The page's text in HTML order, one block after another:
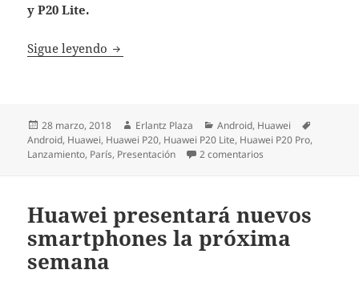
y P20 Lite.
Sigue leyendo Huawei P20 Pro, P20 y P20 Lite: a por todas
Publicado
el
28 marzo, 2018 Autor
Erlantz Plaza Categorías
Android, Huawei
Android, Huawei, Huawei P20, Huawei P20 Lite, Huawei P20 Pro,
Lanzamiento, París, Presentación 2 comentarios
Huawei presentará nuevos
smartphones la próxima
semana